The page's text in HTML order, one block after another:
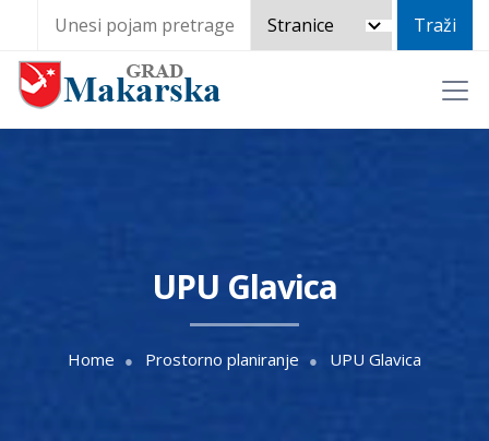
UPU Glavica
Home Prostorno planiranje UPU Glavica